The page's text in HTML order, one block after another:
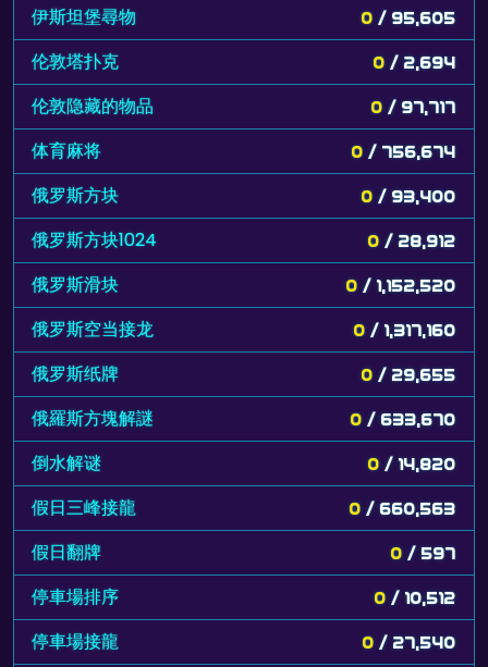
伊斯坦堡尋物 0 / 95,605
伦敦塔扑克 0 / 2,694
伦敦隐藏的物品 0 / 97,717
体育麻将 0 / 756,674
俄罗斯方块 0 / 93,400
俄罗斯方块1024 0 / 28,912
俄罗斯滑块 0 / 1,152,520
俄罗斯空当接龙 0 / 1,317,160
俄罗斯纸牌 0 / 29,655
俄羅斯方塊解謎 0 / 633,670
倒水解谜 0 / 14,820
假日三峰接龍 0 / 660,563
假日翻牌 0 / 597
停車場排序 0 / 10,512
停車場接龍 0 / 27,540